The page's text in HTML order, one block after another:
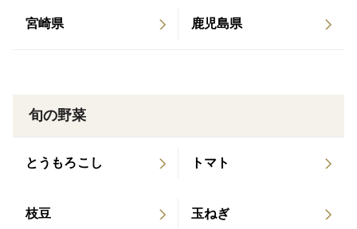
宮崎県 鹿児島県
旬の野菜
とうもろこし トマト
枝豆 玉ねぎ